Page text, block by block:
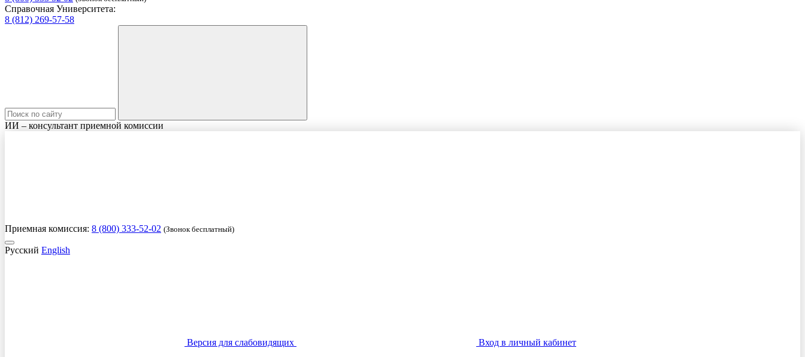
Справочная Университета:
8 (812) 269-57-58
ИИ – консультант приемной комиссии
Приемная комиссия: 8 (800) 333-52-02 (Звонок бесплатный)
Русский English
Версия для слабовидящих
Вход в личный кабинет